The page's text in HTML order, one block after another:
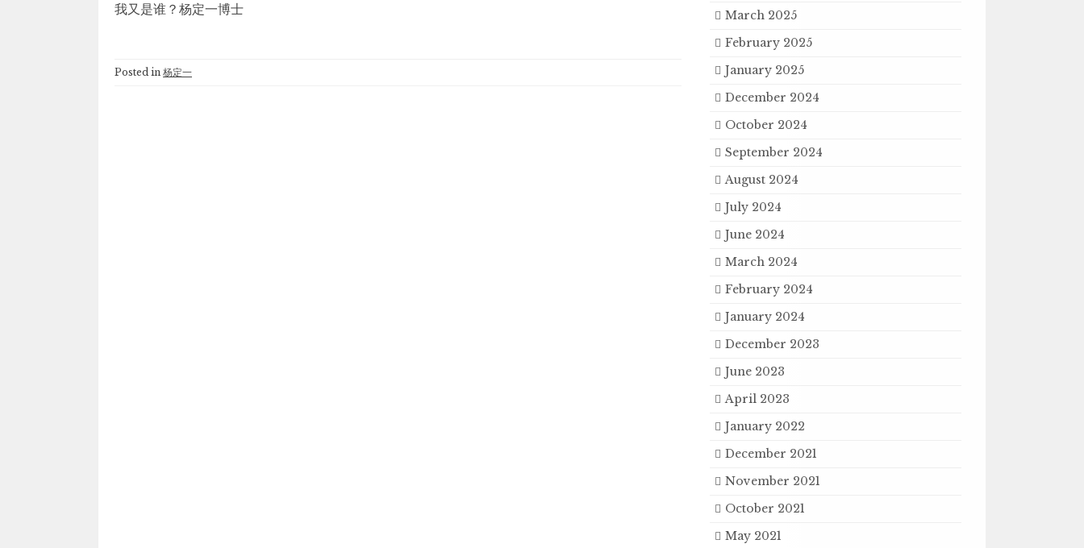
我又是谁？杨定一博士
Posted in 杨定一
March 2025
February 2025
January 2025
December 2024
October 2024
September 2024
August 2024
July 2024
June 2024
March 2024
February 2024
January 2024
December 2023
June 2023
April 2023
January 2022
December 2021
November 2021
October 2021
May 2021